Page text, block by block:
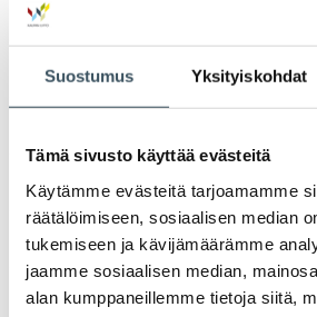
Suostumus Yksityiskohdat
Tämä sivusto käyttää evästeitä
Käytämme evästeitä tarjoamamme
räätälöimiseen, sosiaalisen median
tukemiseen ja kävijämäärämme
jaamme sosiaalisen median,
alan kumppaneillemme tietoja siitä,
2022
2021
2019
2018
2017